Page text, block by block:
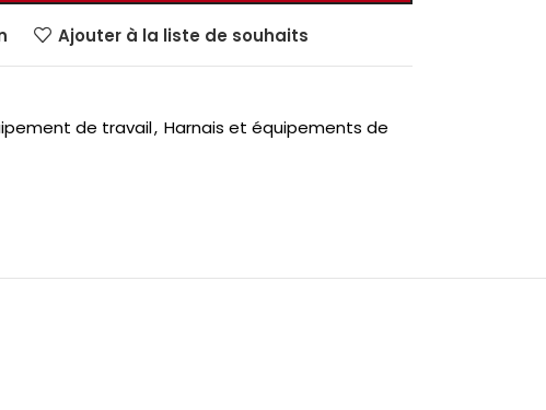
Ajouter à la liste de souhaits
de travail, Harnais et équipements de